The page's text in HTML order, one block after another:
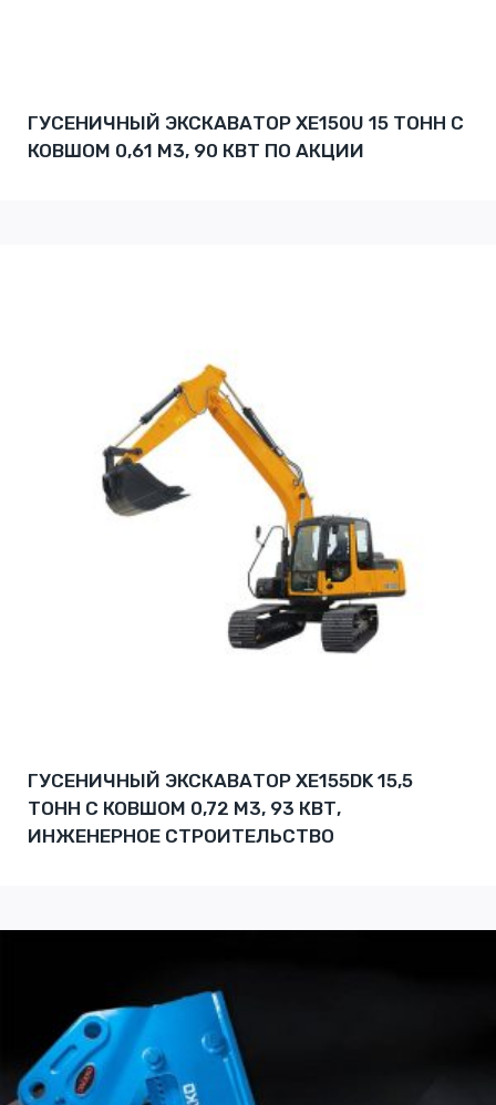
ГУСЕНИЧНЫЙ ЭКСКАВАТОР XE150U 15 ТОНН С
КОВШОМ 0,61 М3, 90 КВТ ПО АКЦИИ
ГУСЕНИЧНЫЙ ЭКСКАВАТОР XE155DK 15,5
ТОНН С КОВШОМ 0,72 М3, 93 КВТ,
ИНЖЕНЕРНОЕ СТРОИТЕЛЬСТВО